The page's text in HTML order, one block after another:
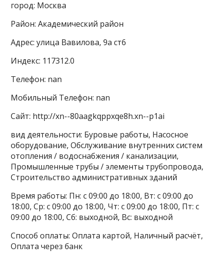
город: Москва
Район: Академический район
Адрес: улица Вавилова, 9а ст6
Индекс: 117312.0
Телефон: nan
Мобильный Телефон: nan
Сайт: http://xn--80aagkqppxqe8h.xn--p1ai
вид деятельности: Буровые работы, Насосное
оборудование, Обслуживание внутренних систем
отопления / водоснабжения / канализации,
Промышленные трубы / элементы трубопровода,
Строительство административных зданий
Время работы: Пн: с 09:00 до 18:00, Вт: с 09:00 до
18:00, Ср: с 09:00 до 18:00, Чт: с 09:00 до 18:00, Пт: с
09:00 до 18:00, Сб: выходной, Вс: выходной
Способ оплаты: Оплата картой, Наличный расчёт,
Оплата через банк